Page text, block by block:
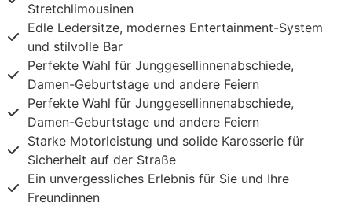
Stretchlimousinen
Edle Ledersitze, modernes Entertainment-System
und stilvolle Bar
Perfekte Wahl für Junggesellinnenabschiede,
Damen-Geburtstage und andere Feiern
Perfekte Wahl für Junggesellinnenabschiede,
Damen-Geburtstage und andere Feiern
Starke Motorleistung und solide Karosserie für
Sicherheit auf der Straße
Ein unvergessliches Erlebnis für Sie und Ihre
Freundinnen